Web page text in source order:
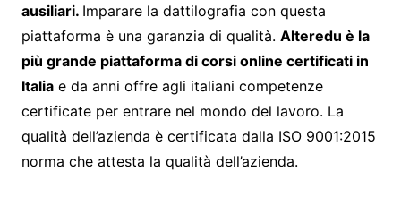
ausiliari. Imparare la dattilografia con questa
piattaforma è una garanzia di qualità. Alteredu è la
più grande piattaforma di corsi online certificati in
Italiae da anni offre agli italiani competenze
certificate per entrare nel mondo del lavoro. La
qualità dell’azienda è certificata dalla ISO 9001:2015
norma che attesta la qualità dell’azienda.